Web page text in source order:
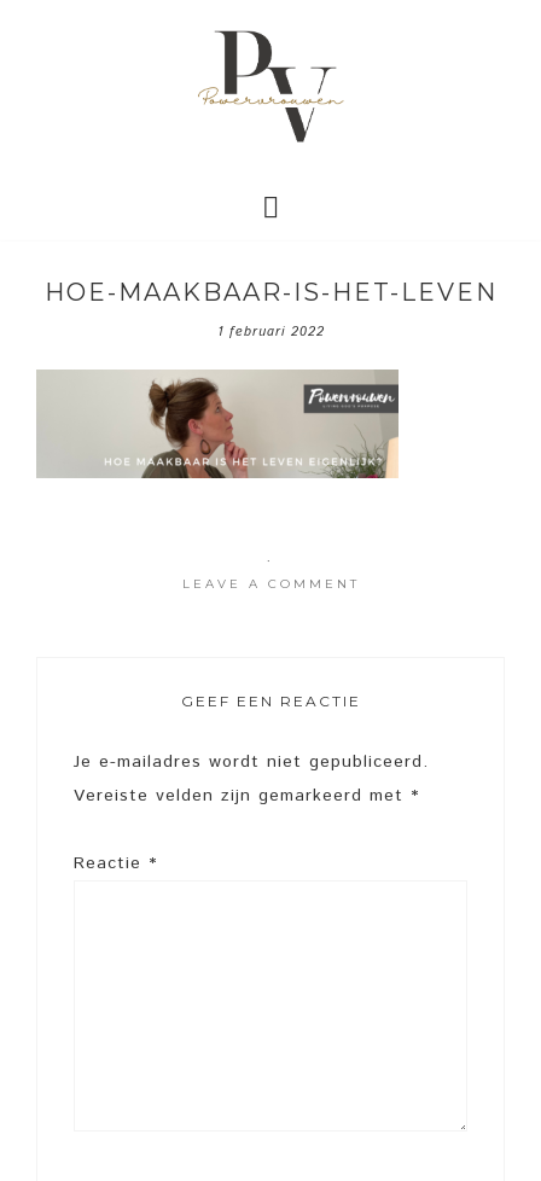
HOE-MAAKBAAR-IS-HET-LEVEN
1 februari 2022
·
LEAVE A COMMENT
GEEF EEN REACTIE
Je e-mailadres wordt niet gepubliceerd.
Vereiste velden zijn gemarkeerd met *
Reactie *